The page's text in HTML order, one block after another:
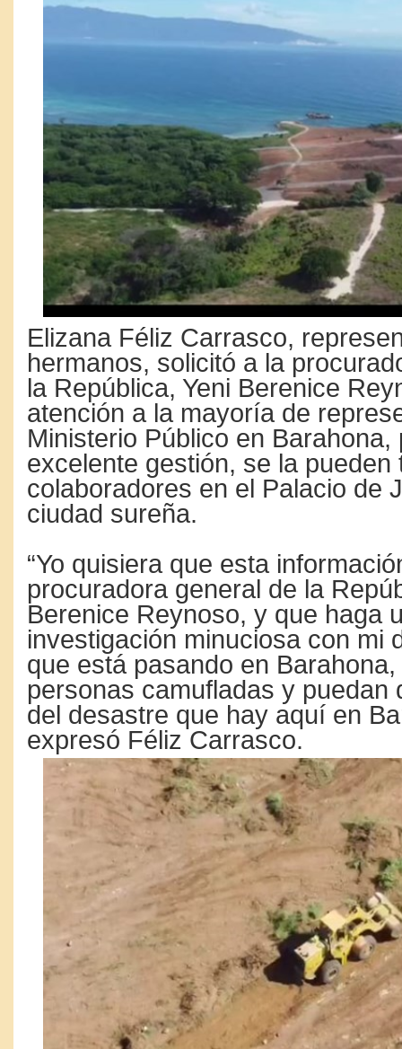
Elizana Féliz Carrasco,
hermanos, solicitó a la
la República, Yeni Berenice
atención a la mayoría de
Ministerio Público en Barahona,
excelente gestión, se la pueden
colaboradores en el Palacio de
ciudad sureña.
“Yo quisiera que esta
procuradora general de la
Berenice Reynoso, y que haga
investigación minuciosa con mi
que está pasando en
personas camufladas y puedan
del desastre que hay aquí en
expresó Féliz Carrasco.